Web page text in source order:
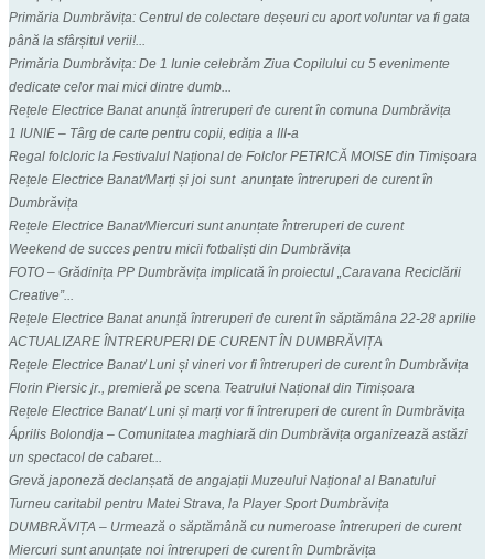
Primăria Dumbrăvița: Centrul de colectare deșeuri cu aport voluntar va fi gata
până la sfârșitul verii!...
Primăria Dumbrăvița: De 1 Iunie celebrăm Ziua Copilului cu 5 evenimente
dedicate celor mai mici dintre dumb...
Rețele Electrice Banat anunță întreruperi de curent în comuna Dumbrăvița
1 IUNIE – Târg de carte pentru copii, ediția a III-a
Regal folcloric la Festivalul Național de Folclor PETRICĂ MOISE din Timișoara
Rețele Electrice Banat/Marți și joi sunt anunțate întreruperi de curent în
Dumbrăvița
Rețele Electrice Banat/Miercuri sunt anunțate întreruperi de curent
Weekend de succes pentru micii fotbaliști din Dumbrăvița
FOTO – Grădinița PP Dumbrăvița implicată în proiectul „Caravana Reciclării
Creative”...
Rețele Electrice Banat anunță întreruperi de curent în săptămâna 22-28 aprilie
ACTUALIZARE ÎNTRERUPERI DE CURENT ÎN DUMBRĂVIȚA
Rețele Electrice Banat/ Luni și vineri vor fi întreruperi de curent în Dumbrăvița
Florin Piersic jr., premieră pe scena Teatrului Național din Timișoara
Rețele Electrice Banat/ Luni și marți vor fi întreruperi de curent în Dumbrăvița
Április Bolondja – Comunitatea maghiară din Dumbrăvița organizează astăzi
un spectacol de cabaret...
Grevă japoneză declanșată de angajații Muzeului Național al Banatului
Turneu caritabil pentru Matei Strava, la Player Sport Dumbrăvița
DUMBRĂVIȚA – Urmează o săptămână cu numeroase întreruperi de curent
Miercuri sunt anunțate noi întreruperi de curent în Dumbrăvița